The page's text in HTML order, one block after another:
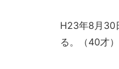
H23年8月30
る。（40才）